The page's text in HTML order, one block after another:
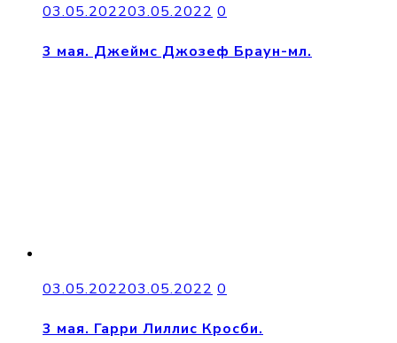
03.05.202203.05.2022 0
3 мая. Джеймс Джозеф Браун-мл.
03.05.202203.05.2022 0
3 мая. Гарри Лиллис Кросби.